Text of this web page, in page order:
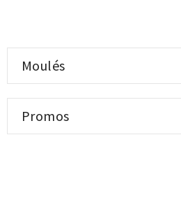
Moulés
Promos